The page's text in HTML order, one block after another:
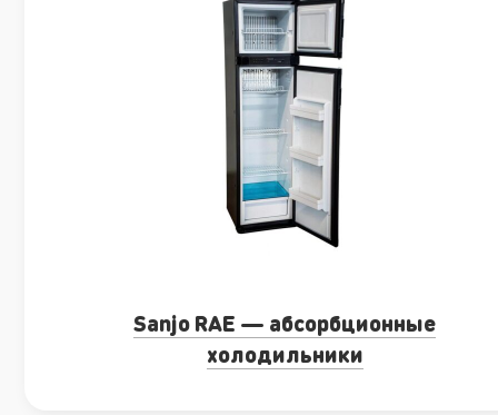
Sanjo RAE — абсорбционные
холодильники